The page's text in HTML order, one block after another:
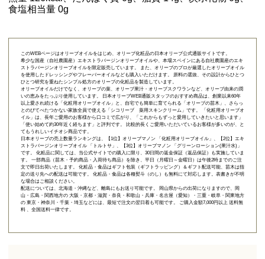
食塩相当量 0g
このWEBページはオリーブオイルをはじめ、オリーブ化粧品の日本オリーブ公式通販サイトです。
希少な国産（自社農園産）エキストラバージンオリーブオイルや、本場スペインにある自社農園産のエキ
ストラバージンオリーブオイルを限定販売しています。 また、オリーブのプロが厳選したオリーブオイル
を使用したドレッシングやフレーバーオイルなども購入いただけます。 原料の選抜、その設計からひとつ
ひとつ研究を重ねたシンプル処方のオリーブの化粧品を製造しています。
オリーブオイルだけでなく、オリーブの葉、オリーブ果汁・オリーブスクワランなど、オリーブ由来の潤
いの恵みをたっぷり使用しています。 日本オリーブWEB通販スタッフのおすすめ商品は、創業以来60年
以上愛され続ける「 化粧用オリーブオイル 」と、自宅でも簡単に育てられる「 オリーブの苗木 」、さらっ
とのびてべたつかない家族全員で使える「 シコリーブ 薬用スキンクリーム 」です。 「化粧用オリーブオ
イル」は、長年ご愛用のお客様から口コミで広がり、「これからもずっと愛用していきたいと思います」
「使い始めて約30年近く経ちます」と評判です。 比較的長くご愛用いただいているお客様が多いのが、と
てもうれしいイチオシ商品です。
日本オリーブの売上数量ランキングは、【1位】オリーブマノン 「 化粧用オリーブオイル 」、【2位】
エキ
ストラバージンオリーブオイル 「トルトサ」
、【3位】 オリーブマノン 「グリーンローション(果汁水)」
です。 化粧品に関しては、当公式サイトでの購入に限り、 30日間の返金保証（返品保証）
も実施していま
す。 一部商品（苗木・予約商品・入荷待ち商品）を除き、平日（月曜日～金曜日）は午後2時までのご注
文で即日出荷いたします。 化粧品・食品はギフト包装（ギフトラッピング）＆ギフト配送可能、苗木は指
定の送り先への配送は可能です。 化粧品・食品は各種熨斗（のし）も無料にて対応します。表書きが不明
な場合はご相談ください。
配送については、北海道・沖縄など、離島にもお送り可能です。 岡山県からの出荷になりますので、岡
山・広島・関西地方の 大阪・京都・滋賀・奈良・和歌山・兵庫・名古屋（愛知）・三重・岐阜・関東地方
の 東京・神奈川・千葉・埼玉などには、最短で注文の翌日着も可能です。 ご購入金額7,000円以上 送料無
料 、全国送料一律です。